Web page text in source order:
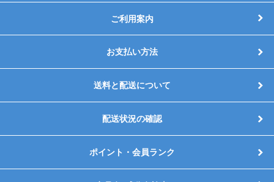
ご利用案内
お支払い方法
送料と配送について
配送状況の確認
ポイント・会員ランク